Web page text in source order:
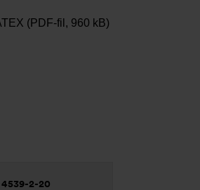
(PDF-fil, 960 kB)
4539-2-20